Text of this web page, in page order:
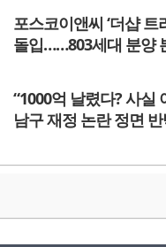
포스코이앤씨 ‘더샵 트
돌입……803세대 분양
“1000억 날렸다? 사실
남구 재정 논란 정면